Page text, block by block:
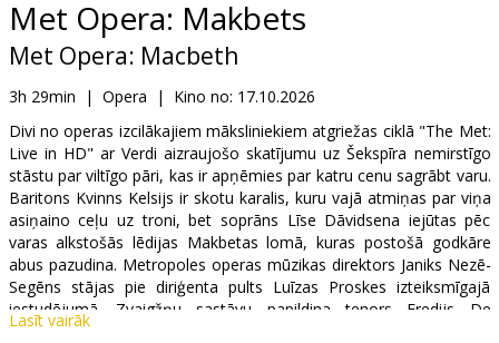
B2B
Kino
Klubs
Met Opera: Makbets
Met Opera: Macbeth
3h 29min | Opera | Kino no: 17.10.2026
Divi no operas izcilākajiem māksliniekiem atgriežas ciklā "The Met:
Live in HD" ar Verdi aizraujošo skatījumu uz Šekspīra nemirstīgo
stāstu par viltīgo pāri, kas ir apņēmies par katru cenu sagrābt varu.
Baritons Kvinns Kelsijs ir skotu karalis, kuru vajā atmiņas par viņa
asiņaino ceļu uz troni, bet soprāns Līse Dāvidsena iejūtas pēc
varas alkstošās lēdijas Makbetas lomā, kuras postošā godkāre
abus pazudina. Metropoles operas mūzikas direktors Janiks Nezē-
Segēns stājas pie diriģenta pults Luīzas Proskes izteiksmīgajā
iestudējumā. Zvaigžņu sastāvu papildina tenors Fredijs De
Tommazo Makdafa lomā un bass-baritons Raiens Spīdo Grīns
Lasīt vairāk